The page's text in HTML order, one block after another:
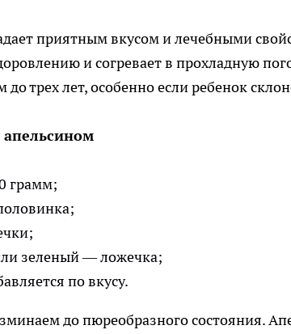
приятным вкусом и лечебными
и согревает в прохладную
до трех лет, особенно если ребенок
грамм;
зеленый — ложечка;
по вкусу.
до пюреобразного состояния.